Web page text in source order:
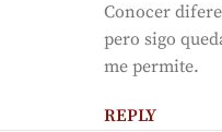
Conocer
pero sigo
me permite.
REPLY